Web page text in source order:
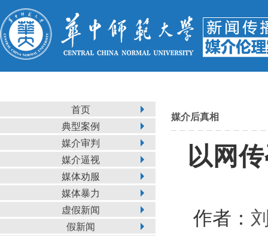
首页
典型案例
媒介审判
媒介逼视
媒体劝服
媒体暴力
虚假新闻
假新闻
媒介后真相
以网
作者：